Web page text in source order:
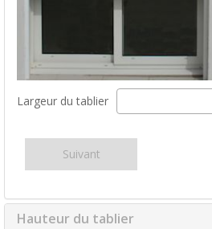
Largeur du tablier
Suivant
Hauteur du tablier